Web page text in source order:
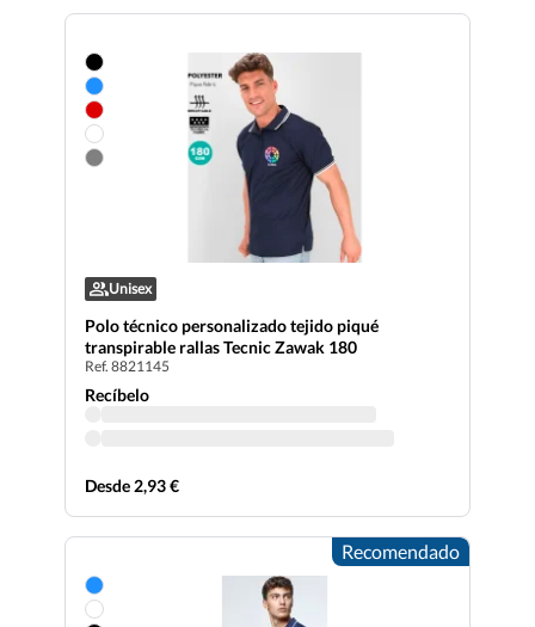
Unisex
Polo técnico personalizado tejido piqué
transpirable rallas Tecnic Zawak 180
Ref. 8821145
Recíbelo
Desde 2,93 €
Recomendado